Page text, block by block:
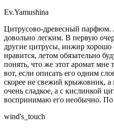
Ev.Yamushina
Цитрусово-древесный парфюм.
довольно легким. В первую
другие цитрусы, инжир
нравится, летом обязательно
понять, что же этот аромат мне
вот, если описать его одним
скорее не свежий крыжовник, а
очень сладкое, а с кислинкой
воспринимаю его необычно. По
wind's_touch